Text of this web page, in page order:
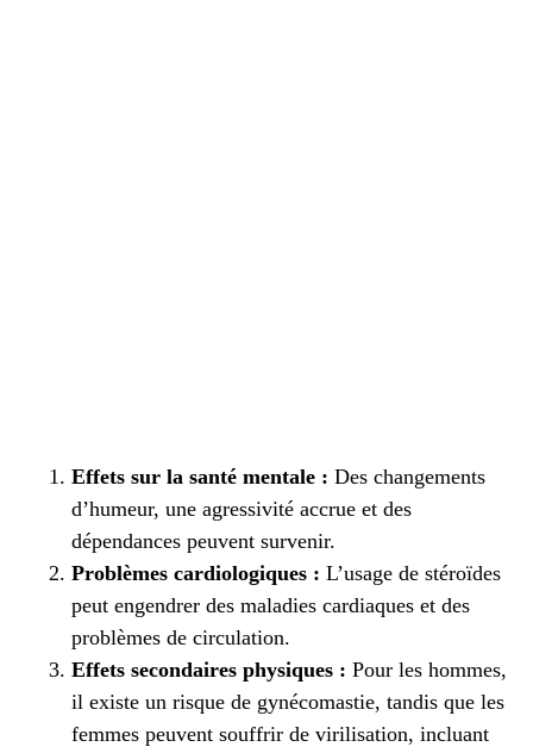
Effets sur la santé mentale : Des changements
d’humeur, une agressivité accrue et des
dépendances peuvent survenir.
Problèmes cardiologiques : L’usage de stéroïdes
peut engendrer des maladies cardiaques et des
problèmes de circulation.
Effets secondaires physiques : Pour les hommes,
il existe un risque de gynécomastie, tandis que les
femmes peuvent souffrir de virilisation, incluant